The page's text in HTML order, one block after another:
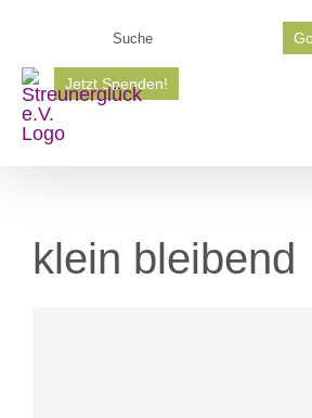
springen
Jetzt Spenden!
klein bleibend